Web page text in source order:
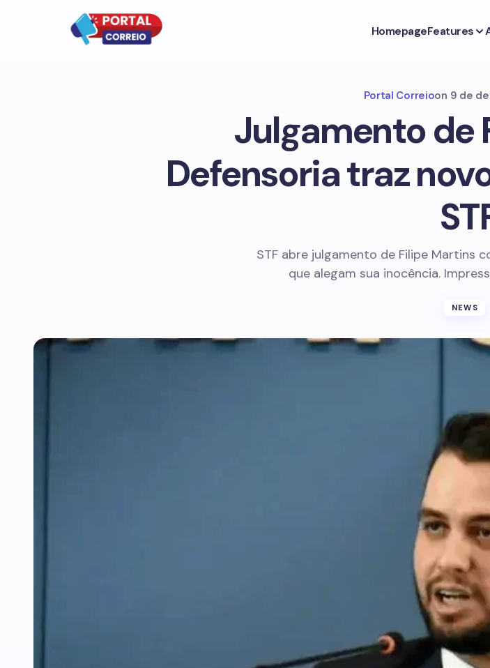
HomepageFeatures
Portal Correioon 9 de
Julgamento de
Defensoria traz
STF abre julgamento de Filipe Martins
que alegam sua inocência.
NEWS